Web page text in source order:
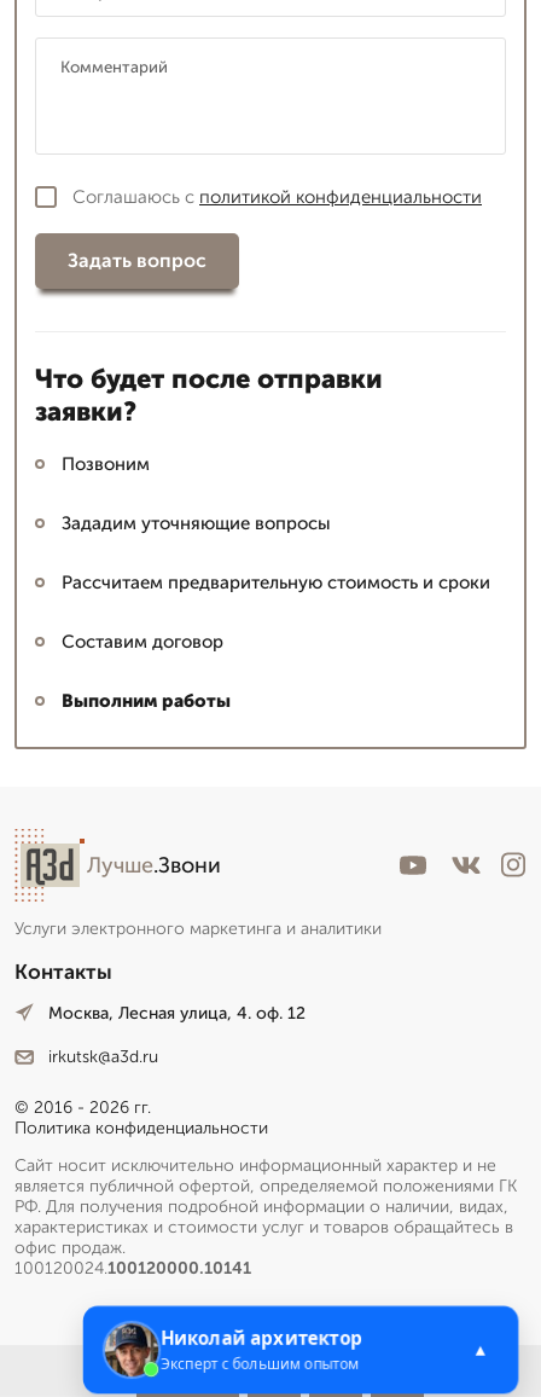
Соглашаюсь с политикой конфиденциальности
Задать вопрос
Что будет после отправки
заявки?
Позвоним
Зададим уточняющие вопросы
Рассчитаем предварительную стоимость и сроки
Составим договор
Выполним работы
Лучше.Звони
Услуги электронного маркетинга и аналитики
Контакты
Москва, Лесная улица, 4. оф. 12
irkutsk@a3d.ru
© 2016 - 2026 гг.
Политика конфиденциальности
Сайт носит исключительно информационный характер и не
является публичной офертой, определяемой положениями ГК
РФ. Для получения подробной информации о наличии, видах,
характеристиках и стоимости услуг и товаров обращайтесь в
офис продаж.
100120024.100120000.10141
Николай архитектор
Эксперт с большим опытом
▲